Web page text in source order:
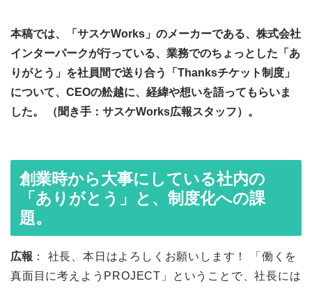
本稿では、「サスケWorks」のメーカーである、株式会社
インターパークが行っている、業務でのちょっとした「あ
りがとう」を社員間で送り合う「Thanksチケット制度」
について、CEOの舩越に、経緯や想いを語ってもらいま
した。 （聞き手：サスケWorks広報スタッフ）。
創業時から大事にしている社内の
「ありがとう」と、制度化への課
題。
広報 ： 社長、本日はよろしくお願いします！ 「働くを
真面目に考えようPROJECT」ということで、社長には